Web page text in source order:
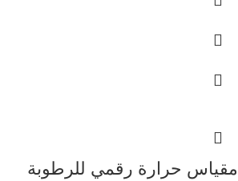
مقياس حرارة رقمي للرطوبة